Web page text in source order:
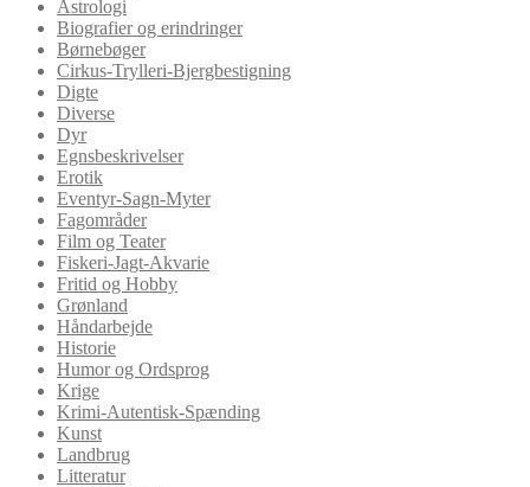
Astrologi
Biografier og erindringer
Børnebøger
Cirkus-Trylleri-Bjergbestigning
Digte
Diverse
Dyr
Egnsbeskrivelser
Erotik
Eventyr-Sagn-Myter
Fagområder
Film og Teater
Fiskeri-Jagt-Akvarie
Fritid og Hobby
Grønland
Håndarbejde
Historie
Humor og Ordsprog
Krige
Krimi-Autentisk-Spænding
Kunst
Landbrug
Litteratur